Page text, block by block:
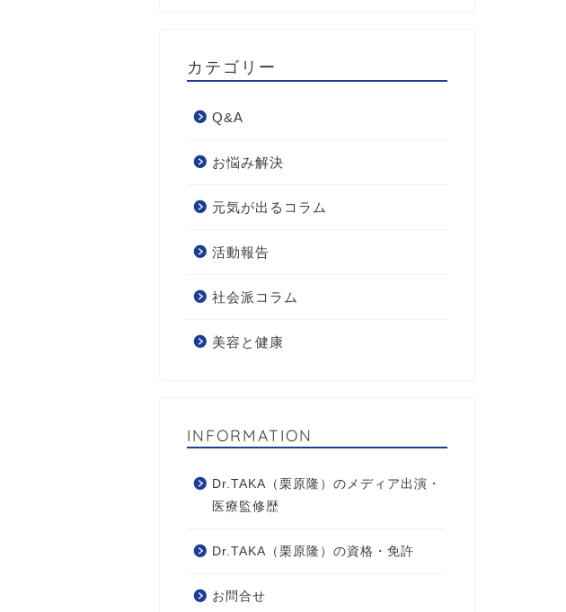
カテゴリー
Q&A
お悩み解決
元気が出るコラム
活動報告
社会派コラム
美容と健康
INFORMATION
Dr.TAKA（栗原隆）のメディア出演・
医療監修歴
Dr.TAKA（栗原隆）の資格・免許
お問合せ